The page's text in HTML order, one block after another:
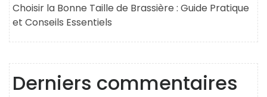
Choisir la Bonne Taille de Brassière : Guide Pratique
et Conseils Essentiels
Derniers commentaires